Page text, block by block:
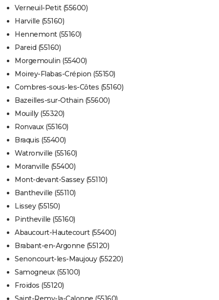
Verneuil-Petit (55600)
Harville (55160)
Hennemont (55160)
Pareid (55160)
Morgemoulin (55400)
Moirey-Flabas-Crépion (55150)
Combres-sous-les-Côtes (55160)
Bazeilles-sur-Othain (55600)
Mouilly (55320)
Ronvaux (55160)
Braquis (55400)
Watronville (55160)
Moranville (55400)
Mont-devant-Sassey (55110)
Bantheville (55110)
Lissey (55150)
Pintheville (55160)
Abaucourt-Hautecourt (55400)
Brabant-en-Argonne (55120)
Senoncourt-les-Maujouy (55220)
Samogneux (55100)
Froidos (55120)